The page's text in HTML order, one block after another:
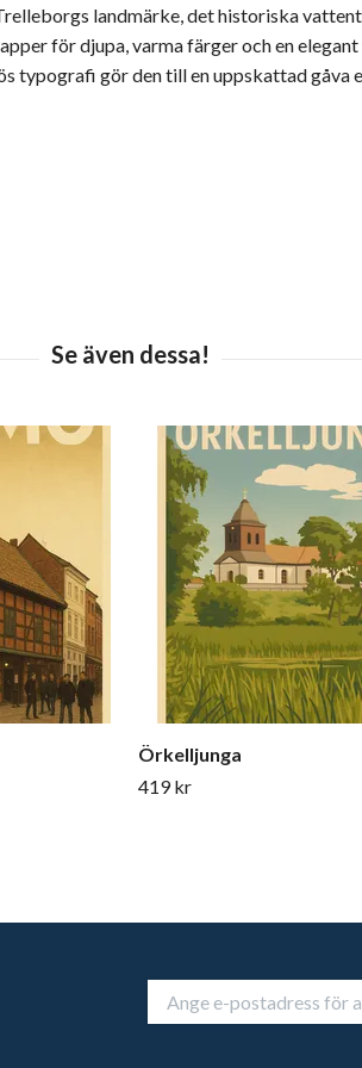
landmärke, det historiska
för djupa, varma färger och en
typografi gör den till en uppskattad
Örkelljunga
419 kr